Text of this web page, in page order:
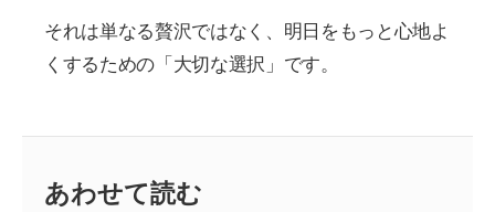
それは単なる贅沢ではなく、明日をもっと心地よ
くするための「大切な選択」です。
あわせて読む